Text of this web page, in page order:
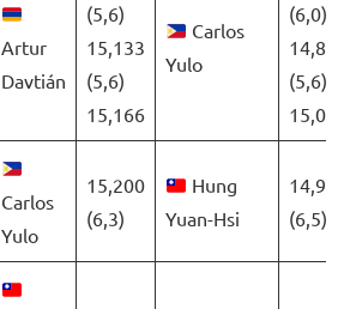
Artur
Davtián
(5,6)
15,133
(5,6)
15,166
Carlos
Yulo
(6,0)
14,800
(5,6)
15,066
Carlos
Yulo
15,200
(6,3)
Hung
Yuan-Hsi
14,966
(6,5)